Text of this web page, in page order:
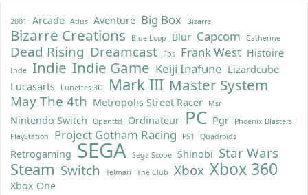
2001 Arcade Atlus Aventure Big Box Bizarre
Bizarre Creations Blue Loop Blur Capcom Catherine
Dead Rising Dreamcast Fps Frank West Histoire
Inde Indie Indie Game Keiji Inafune Lizardcube
Lucasarts
Lunettes 3D Mark III Master System
May The 4th Metropolis Street Racer Msr
Nintendo Switch Openttd Ordinateur PC Pgr
Phoenix Blasters
PlayStation
Project Gotham Racing PS1 Quadroids
Retrogaming SEGA Sega Scope Shinobi Star Wars
Steam Switch Telmari The Club Xbox Xbox 360
Xbox One